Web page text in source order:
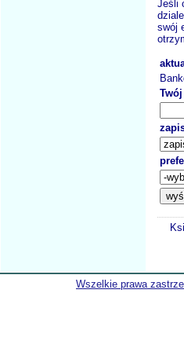
Jeśli
swój
Wszelkie prawa